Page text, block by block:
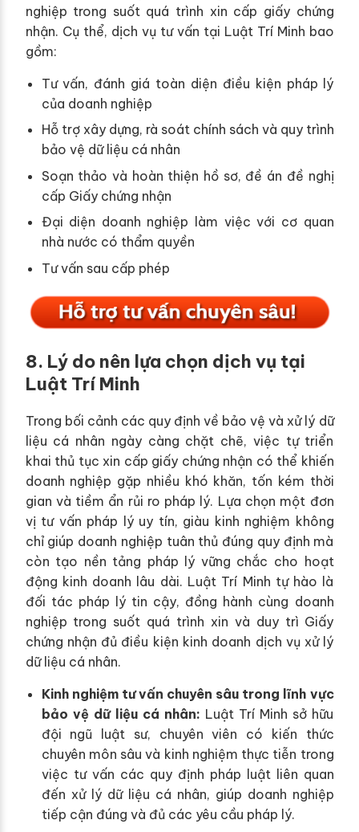
nghiệp trong suốt quá trình xin cấp giấy chứng
nhận. Cụ thể, dịch vụ tư vấn tại Luật Trí Minh bao
gồm:
Tư vấn, đánh giá toàn diện điều kiện pháp lý
của doanh nghiệp
Hỗ trợ xây dựng, rà soát chính sách và quy trình
bảo vệ dữ liệu cá nhân
Soạn thảo và hoàn thiện hồ sơ, đề án đề nghị
cấp Giấy chứng nhận
Đại diện doanh nghiệp làm việc với cơ quan
nhà nước có thẩm quyền
Tư vấn sau cấp phép
8. Lý do nên lựa chọn dịch vụ tại
Luật Trí Minh
Trong bối cảnh các quy định về bảo vệ và xử lý dữ
liệu cá nhân ngày càng chặt chẽ, việc tự triển
khai thủ tục xin cấp giấy chứng nhận có thể khiến
doanh nghiệp gặp nhiều khó khăn, tốn kém thời
gian và tiềm ẩn rủi ro pháp lý. Lựa chọn một đơn
vị tư vấn pháp lý uy tín, giàu kinh nghiệm không
chỉ giúp doanh nghiệp tuân thủ đúng quy định mà
còn tạo nền tảng pháp lý vững chắc cho hoạt
động kinh doanh lâu dài. Luật Trí Minh tự hào là
đối tác pháp lý tin cậy, đồng hành cùng doanh
nghiệp trong suốt quá trình xin và duy trì Giấy
chứng nhận đủ điều kiện kinh doanh dịch vụ xử lý
dữ liệu cá nhân.
Kinh nghiệm tư vấn chuyên sâu trong lĩnh vực
bảo vệ dữ liệu cá nhân: Luật Trí Minh sở hữu
đội ngũ luật sư, chuyên viên có kiến thức
chuyên môn sâu và kinh nghiệm thực tiễn trong
việc tư vấn các quy định pháp luật liên quan
đến xử lý dữ liệu cá nhân, giúp doanh nghiệp
tiếp cận đúng và đủ các yêu cầu pháp lý.